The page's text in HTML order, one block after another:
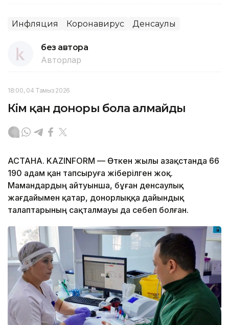
Инфляция Коронавирус Денсаулық
без автора
Авторлар
18:00, 04 Тамыз 2026
Кім қан доноры бола алмайды
АСТАНА. KAZINFORM — Өткен жылы Қазақстанда 66
190 адам қан тапсыруға жіберілген жоқ.
Мамандардың айтуынша, бұған денсаулық
жағдайымен қатар, донорлыққа дайындық
талаптарының сақталмауы да себеп болған.